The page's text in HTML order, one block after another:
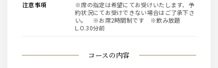
コースの内容
注意事項
※席の指定は希望にてお受けいたします、予
約状況にてお受けできない場合はご了承下さ
い。 ※お席2時間制です ※飲み放題
L.O.30分前